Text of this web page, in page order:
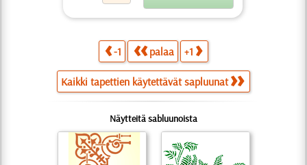
-1 palaa +1
Kaikki tapettien käytettävät sapluunat
Näytteitä sabluunoista